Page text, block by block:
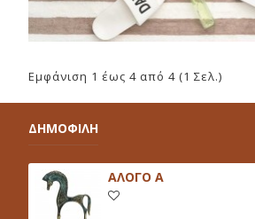
Εμφάνιση 1 έως 4 από 4 (1 Σελ.)
ΔΗΜΟΦΙΛΗ
ΑΛΟΓΟ Α